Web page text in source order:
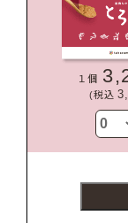
１個
(税込